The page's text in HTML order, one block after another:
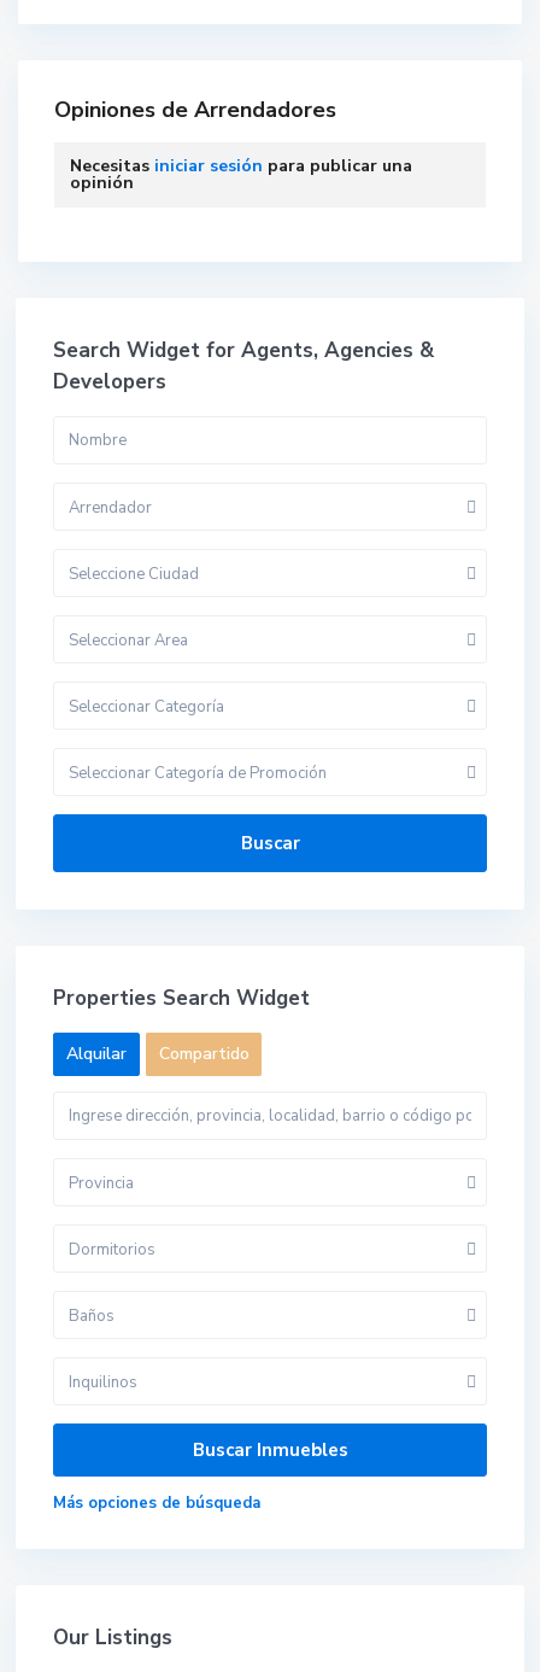
Opiniones de Arrendadores
Necesitas iniciar sesión para publicar una
opinión
Search Widget for Agents, Agencies &
Developers
Arrendador
Seleccione Ciudad
Seleccionar Area
Seleccionar Categoría
Seleccionar Categoría de Promoción
Buscar
Properties Search Widget
Alquilar Compartido
Provincia
Dormitorios
Baños
Inquilinos
Más opciones de búsqueda
Our Listings